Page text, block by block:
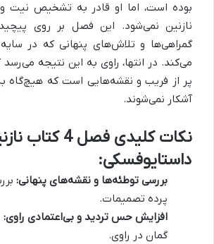
بوده است، اما او قادر به تشخیص نیت
نازنین نمی‌شود. این فصل بر روی
گمراهی‌ها و تلاش‌های پنهانی که در سایه
می‌کند. در انتها، راوی به این نتیجه
پر از فریب و نقشه‌هایی است که هیچ‌گاه
آشکار نمی‌شوند.
نکات کلیدی فصل 4
داستایوفسکی:
بررسی توطئه‌ها و نقشه‌های پنهانی:
پرده تصمیمات.
افزایش حس تردید و بی‌اعتمادی راوی:
گمان در راوی.